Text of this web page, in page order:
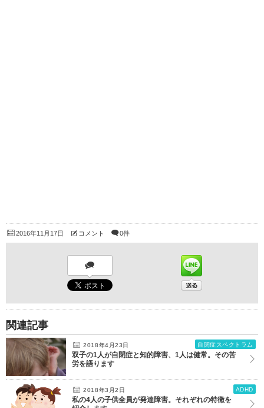
2016年11月17日 コメント 0件
関連記事
2018年4月23日 自閉症スペクトラム
双子の1人が自閉症と知的障害、1人は健常。その苦
労を語ります
2018年3月2日 ADHD
私の4人の子供全員が発達障害。それぞれの特徴を